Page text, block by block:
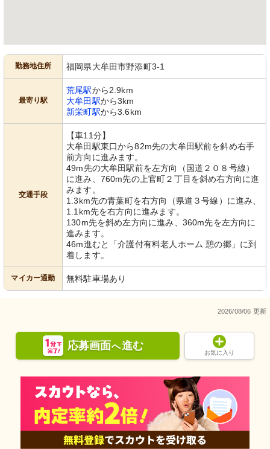
勤務地住所 福岡県大牟田市野添町3-1
最寄り駅
荒尾駅から2.9km
大牟田駅から3km
新栄町駅から3.6km
交通手段
【車11分】
大牟田駅東口から82m先の大牟田駅前を斜め右手
前方向に進みます。
49m先の大牟田駅前を左方向（国道２０８号線）
に進み、760m先の上官町２丁目を斜め右方向に進
みます。
1.3km先の青葉町を右方向（県道３号線）に進み、
1.1km先を右方向に進みます。
130m先を斜め左方向に進み、360m先を左方向に
進みます。
46m進むと「介護付有料老人ホーム 憩の郷」に到
着します。
マイカー通勤 無料駐車場あり
2026/08/06 更新
応募画面へ進む
お気に入り